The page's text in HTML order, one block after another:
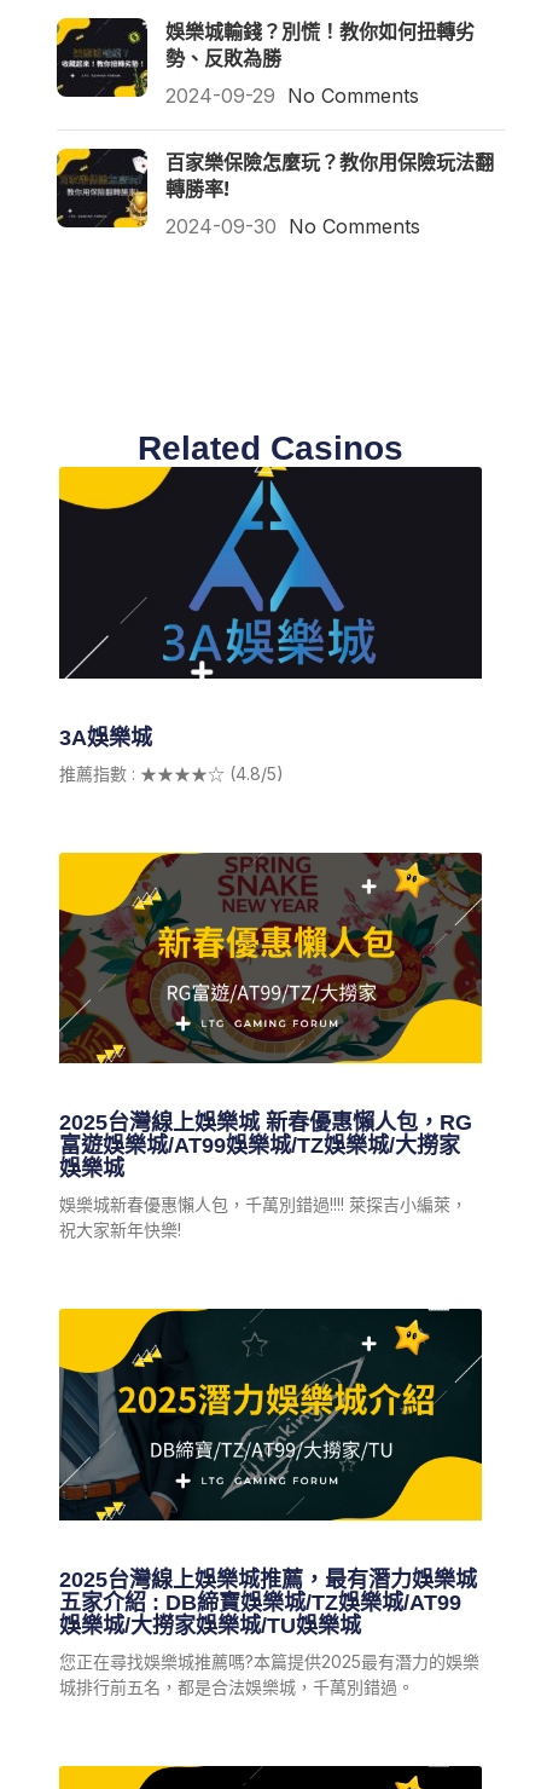
娛樂城輸錢？別慌！教你如何扭轉劣
勢、反敗為勝
2024-09-29 No Comments
百家樂保險怎麼玩？教你用保險玩法翻
轉勝率!
2024-09-30 No Comments
Related Casinos
3A娛樂城
推薦指數 : ★★★★☆ (4.8/5)
2025台灣線上娛樂城 新春優惠懶人包，RG
富遊娛樂城/AT99娛樂城/TZ娛樂城/大撈家
娛樂城
娛樂城新春優惠懶人包，千萬別錯過!!!! 萊探吉小編萊，
祝大家新年快樂!
2025台灣線上娛樂城推薦，最有潛力娛樂城
五家介紹 : DB締寶娛樂城/TZ娛樂城/AT99
娛樂城/大撈家娛樂城/TU娛樂城
您正在尋找娛樂城推薦嗎?本篇提供2025最有潛力的娛樂
城排行前五名，都是合法娛樂城，千萬別錯過。